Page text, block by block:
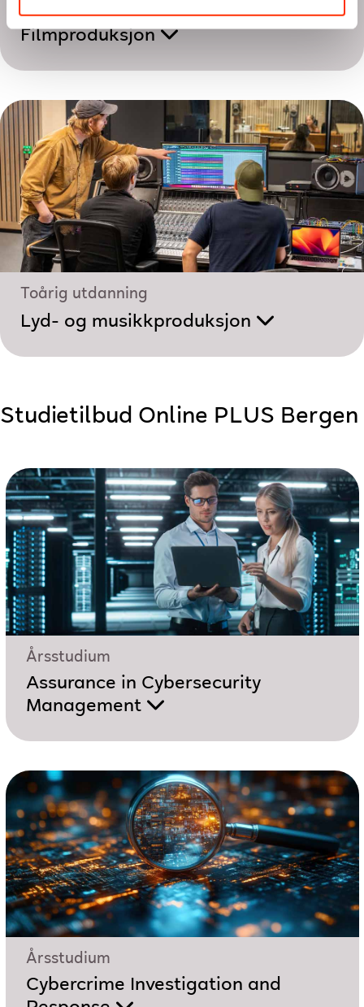
Filmproduksjon
Toårig utdanning
Lyd- og musikk­produksjon
Studietilbud Online PLUS Bergen
Årsstudium
Assurance in Cybersecurity
Management
Årsstudium
Cybercrime Investigation and